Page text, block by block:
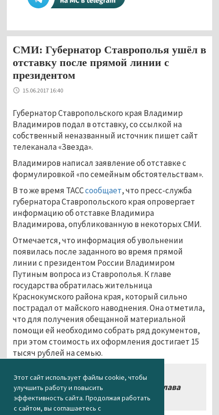
Этот сайт использует файлы cookie, чтобы
улучшить работу и повысить
эффективность сайта. Продолжая работать
с сайтом, вы соглашаетесь с
СМИ: Губернатор Ставрополья ушёл в
отставку после прямой линии с
президентом
15.06.2017 16:40
Губернатор Ставропольского края Владимир
Владимиров подал в отставку, со ссылкой на
собственный неназванный источник пишет сайт
телеканала «Звезда».
Владимиров написал заявление об отставке с
формулировкой «по семейным обстоятельствам».
В то же время ТАССсообщает, что пресс-служба
губернатора Ставропольского края опровергает
информацию об отставке Владимира
Владимирова, опубликованную в некоторых СМИ.
Отмечается, что информация об увольнении
появилась после заданного во время прямой
линии с президентом России Владимиром
Путиным вопроса из Ставрополья. К главе
государства обратилась жительница
Краснокумского района края, который сильно
пострадал от майского наводнения. Она отметила,
что для получения обещанной материальной
помощи ей необходимо собрать ряд документов,
при этом стоимость их оформления достигает 15
тысяч рублей на семью.
«Это очень странно, у меня не
укладывается в голове», – ответил глава
государства.